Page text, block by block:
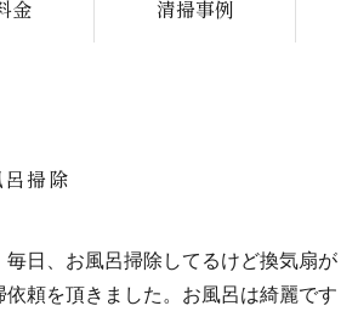
金 清掃事例
掃除
日、お風呂掃除してるけど換気扇が
頼を頂きました。お風呂は綺麗です